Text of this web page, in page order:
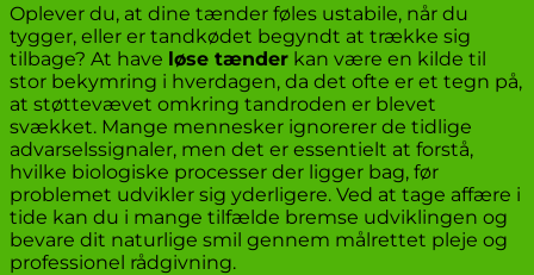
Oplever du, at dine tænder føles ustabile, når du
tygger, eller er tandkødet begyndt at trække sig
tilbage? At have løse tænder kan være en kilde til
stor bekymring i hverdagen, da det ofte er et tegn på,
at støttevævet omkring tandroden er blevet
svækket. Mange mennesker ignorerer de tidlige
advarselssignaler, men det er essentielt at forstå,
hvilke biologiske processer der ligger bag, før
problemet udvikler sig yderligere. Ved at tage affære i
tide kan du i mange tilfælde bremse udviklingen og
bevare dit naturlige smil gennem målrettet pleje og
professionel rådgivning.